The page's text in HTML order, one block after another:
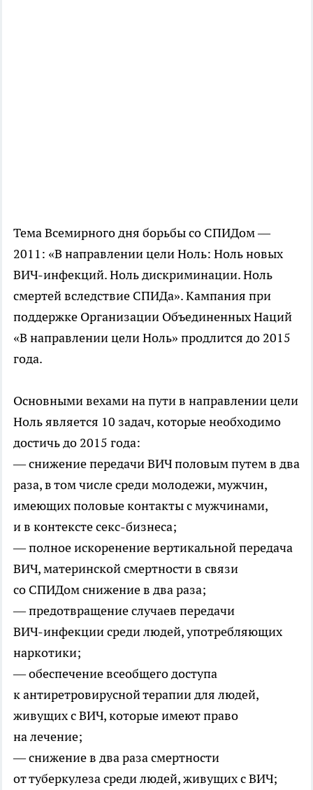
Тема Всемирного дня борьбы со СПИДом —
2011: «В направлении цели Ноль: Ноль новых
ВИЧ-инфекций. Ноль дискриминации. Ноль
смертей вследствие СПИДа». Кампания при
поддержке Организации Объединенных Наций
«В направлении цели Ноль» продлится до 2015
года.
Основными вехами на пути в направлении цели
Ноль является 10 задач, которые необходимо
достичь до 2015 года:
— снижение передачи ВИЧ половым путем в два
раза, в том числе среди молодежи, мужчин,
имеющих половые контакты с мужчинами,
и в контекстесекс-бизнеса;
— полное искоренение вертикальной передача
ВИЧ, материнской смертности в связи
со СПИДом снижение в два раза;
— предотвращение случаев передачи
ВИЧ-инфекциисреди людей, употребляющих
наркотики;
— обеспечение всеобщего доступа
к антиретровирусной терапии для людей,
живущих с ВИЧ, которые имеют право
на лечение;
— снижение в два раза смертности
от туберкулеза среди людей, живущих с ВИЧ;